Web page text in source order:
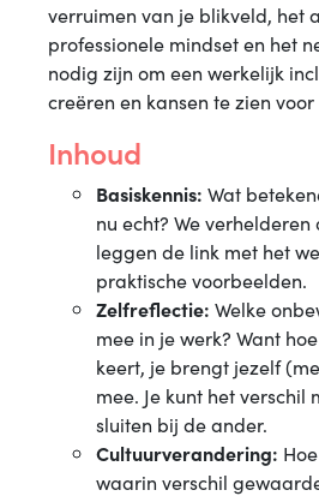
verruimen van je blikveld, het
professionele mindset en het
nodig zijn om een werkelijk
creëren en kansen te zien
Inhoud
Basiskennis: Wat
nu echt? We
leggen de link met het
praktische voorbeelden.
Zelfreflectie: Welke
mee in je werk? Want
keert, je brengt jezelf
mee. Je kunt het
sluiten bij de ander.
Cultuurverandering:
waarin verschil